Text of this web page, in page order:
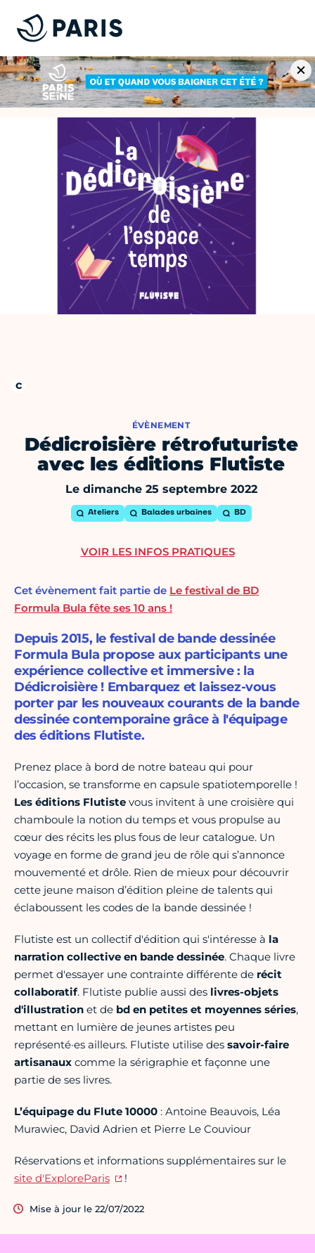
ÉVÈNEMENT
Dédicroisière rétrofuturiste
avec les éditions Flutiste
Le dimanche 25 septembre 2022
Ateliers Balades urbaines BD
Cet évènement fait partie de Le festival de BD
Formula Bula fête ses 10 ans !
Depuis 2015, le festival de bande dessinée
Formula Bula propose aux participants une
expérience collective et immersive : la
Dédicroisière ! Embarquez et laissez-vous
porter par les nouveaux courants de la bande
dessinée contemporaine grâce à l'équipage
des éditions Flutiste.
Prenez place à bord de notre bateau qui pour
l’occasion, se transforme en capsule spatiotemporelle !
Les éditions Flutiste vous invitent à une croisière qui
chamboule la notion du temps et vous propulse au
cœur des récits les plus fous de leur catalogue. Un
voyage en forme de grand jeu de rôle qui s’annonce
mouvementé et drôle. Rien de mieux pour découvrir
cette jeune maison d’édition pleine de talents qui
éclaboussent les codes de la bande dessinée !
Flutiste est un collectif d'édition qui s'intéresse à la
narration collective en bande dessinée. Chaque livre
permet d'essayer une contrainte différente de récit
collaboratif. Flutiste publie aussi des livres-objets
d'illustration et de bd en petites et moyennes séries,
mettant en lumière de jeunes artistes peu
représenté·es ailleurs. Flutiste utilise des savoir-faire
artisanaux comme la sérigraphie et façonne une
partie de ses livres.
L’équipage du Flute 10000 : Antoine Beauvois, Léa
Murawiec, David Adrien et Pierre Le Couviour
Réservations et informations supplémentaires sur le
site d'ExploreParis
!
Mise à jour le 22/07/2022
VOIR LES INFOS PRATIQUES